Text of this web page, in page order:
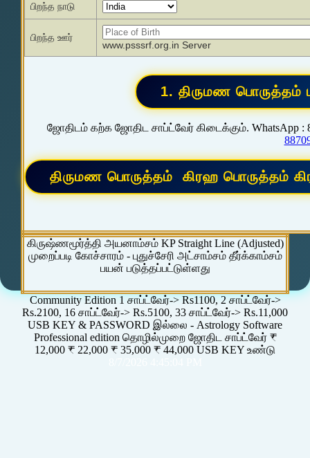
பிறந்த நாடு
பிறந்த ஊர்
www.psssrf.org.in Server
ஜோதிடம் கற்க ஜோதிட சாப்ட்வேர் கிடைக்கும். WhatsApp :
கிருஷ்ணமூர்த்தி அயனாம்சம் KP Straight Line (Adjusted)
முறைப்படி கோச்சாரம் - புதுச்சேரி அட்சாம்சம் தீர்க்காம்சம்
பயன் படுத்தப்பட்டுள்ளது
Community Edition 1 சாப்ட்வேர்-> Rs1100, 2 சாப்ட்வேர்->
Rs.2100, 16 சாப்ட்வேர்-> Rs.5100, 33 சாப்ட்வேர்-> Rs.11,000
USB KEY & PASSWORD இல்லை - Astrology Software
Professional edition தொழில்முறை ஜோதிட சாப்ட்வேர் ₹
12,000 ₹ 22,000 ₹ 35,000 ₹ 44,000 USB KEY உண்டு